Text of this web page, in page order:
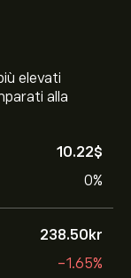
elevati
alla
10.22‎$‎
0%
238.50‎kr‎
-1.65%